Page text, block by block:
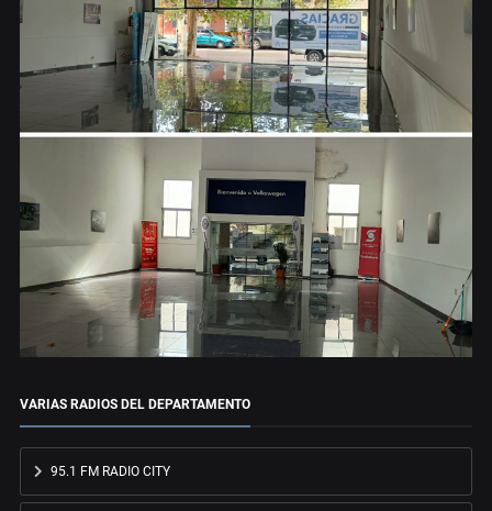
VARIAS RADIOS DEL DEPARTAMENTO
95.1 FM RADIO CITY